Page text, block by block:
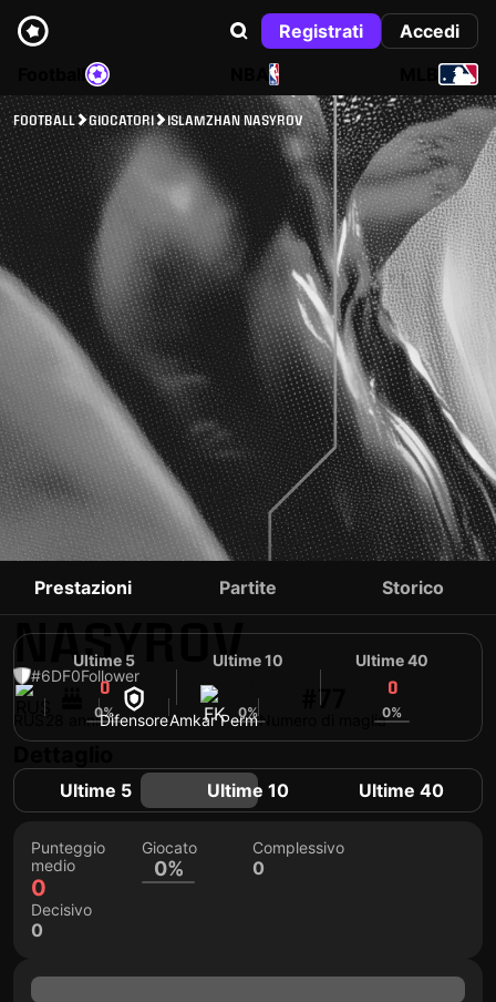
Registrati
Accedi
NBA
FOOTBALL GIOCATORI ISLAMZHAN NASYROV
ISLAMZHAN
NASYROV
#6DF0Follower
28 anniDifensoreAmkar Perm
#77
Numero di maglia
Prestazioni Partite Storico
Ultime 5
0
0%
Ultime 10
0%
Ultime 40
0
0%
Ultime 5 Ultime 10 Ultime 40
Punteggio
medio
0
Giocato
0%
Complessivo
0
Decisivo
0